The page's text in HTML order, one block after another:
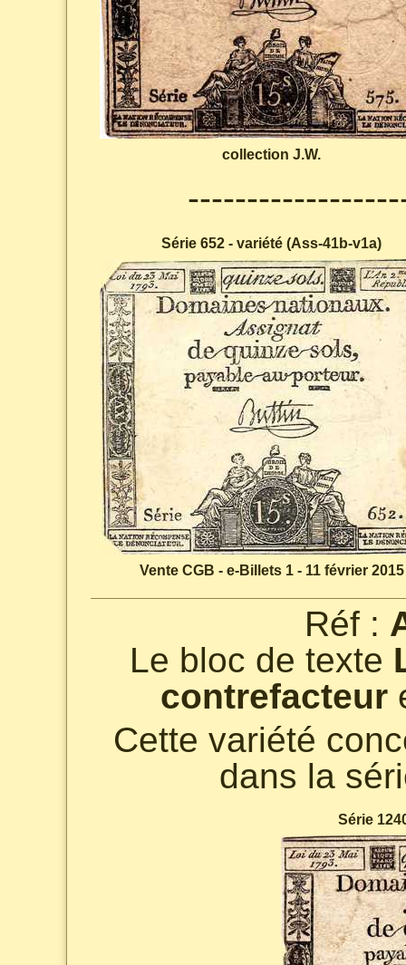
collection J.W.
Série 652 - variété (Ass-41b-v1a)
Vente CGB - e-Billets 1 - 11 février 2015
Réf :
Le bloc de texte
contrefacteur
Cette variété
dans la
Série